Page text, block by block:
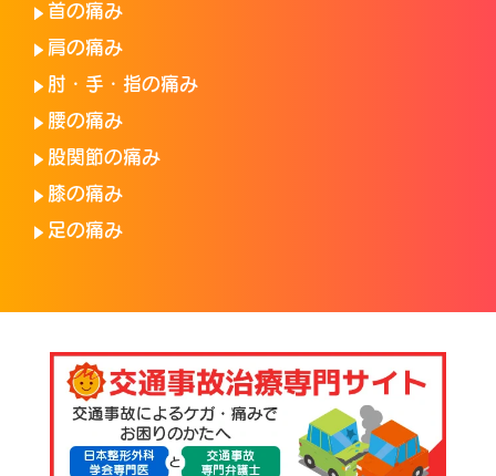
首の痛み
肩の痛み
肘・手・指の痛み
腰の痛み
股関節の痛み
膝の痛み
足の痛み